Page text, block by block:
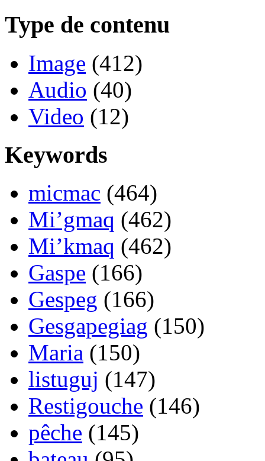
Type de contenu
Image (412)
Audio (40)
Video (12)
Keywords
micmac (464)
Mi’gmaq (462)
Mi’kmaq (462)
Gaspe (166)
Gespeg (166)
Gesgapegiag (150)
Maria (150)
listuguj (147)
Restigouche (146)
pêche (145)